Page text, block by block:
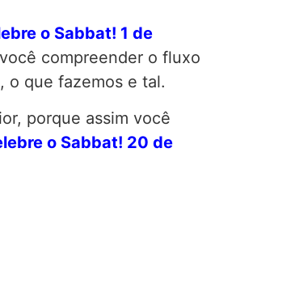
o Sabbat! 1 de
compreender o fluxo
o que fazemos e tal.
porque assim você
o Sabbat! 20 de